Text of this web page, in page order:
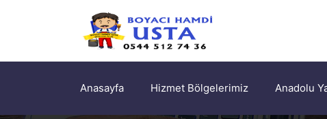
Anasayfa Hizmet Bölgelerimiz Anadolu